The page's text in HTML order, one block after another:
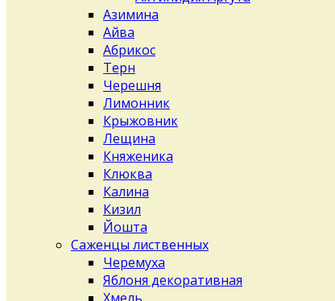
Азимина
Айва
Абрикос
Терн
Черешня
Лимонник
Крыжовник
Лещина
Княженика
Клюква
Калина
Кизил
Йошта
Саженцы лиственных
Черемуха
Яблоня декоративная